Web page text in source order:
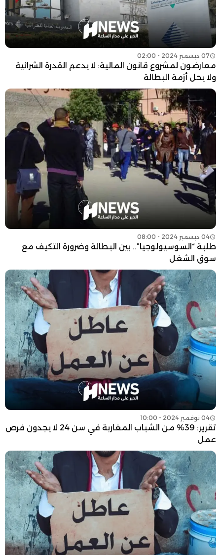
07 ديسمبر 2024 - 02:00
معارضون لمشروع قانون المالية: لا يدعم القدرة الشرائية
ولا يحل أزمة البطالة
04 ديسمبر 2024 - 08:00
طلبة “السوسيولوجيا”.. بين البطالة وضرورة التكيف مع
سوق الشغل
04 نوفمبر 2024 - 10:00
تقرير: 39% من الشباب المغاربة في سن 24 لا يجدون فرص
عمل